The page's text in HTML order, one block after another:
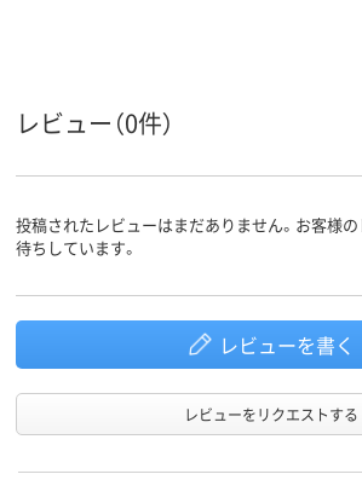
レビュー（0件）
投稿されたレビューはまだありません。お客様
待ちしています。
レビューを書く
レビューをリクエストする